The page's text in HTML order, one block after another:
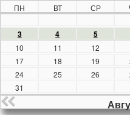
ПН ВТ СР
3 4 5
10
11 12
17
18 19
24
25 26
31